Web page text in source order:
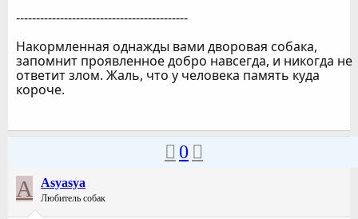
-------------------------------------------
Накормленная однажды вами дворовая собака,
запомнит проявленное добро навсегда, и никогда не
ответит злом. Жаль, что у человека память куда
короче.
0
A Asyasya
Любитель собак